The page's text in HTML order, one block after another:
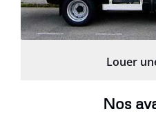
Louer
Nos